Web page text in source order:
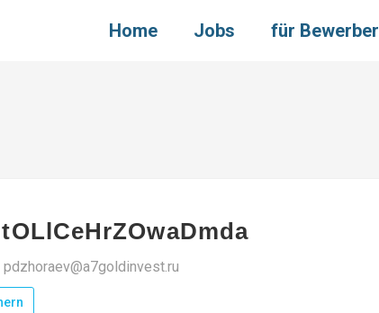
Home Jobs für Bewerber
pdzhoraev@a7goldinvest.ru